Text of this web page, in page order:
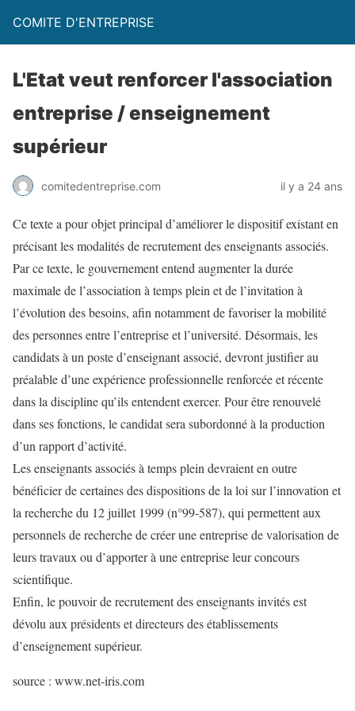
COMITE D'ENTREPRISE
L'Etat veut renforcer l'association
entreprise / enseignement
supérieur
comitedentreprise.com il y a 24 ans
Ce texte a pour objet principal d’améliorer le dispositif existant en
précisant les modalités de recrutement des enseignants associés.
Par ce texte, le gouvernement entend augmenter la durée
maximale de l’association à temps plein et de l’invitation à
l’évolution des besoins, afin notamment de favoriser la mobilité
des personnes entre l’entreprise et l’université. Désormais, les
candidats à un poste d’enseignant associé, devront justifier au
préalable d’une expérience professionnelle renforcée et récente
dans la discipline qu’ils entendent exercer. Pour être renouvelé
dans ses fonctions, le candidat sera subordonné à la production
d’un rapport d’activité.
Les enseignants associés à temps plein devraient en outre
bénéficier de certaines des dispositions de la loi sur l’innovation et
la recherche du 12 juillet 1999 (n°99-587), qui permettent aux
personnels de recherche de créer une entreprise de valorisation de
leurs travaux ou d’apporter à une entreprise leur concours
scientifique.
Enfin, le pouvoir de recrutement des enseignants invités est
dévolu aux présidents et directeurs des établissements
d’enseignement supérieur.
source : www.net-iris.com